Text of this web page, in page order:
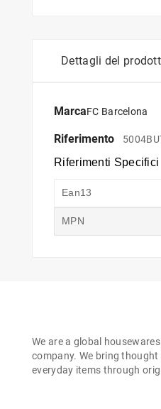
Dettagli del
MarcaFC Barcelona
Riferimento
Riferimenti Specifici
Ean13
MPN
We are a global
company. We bring
everyday items through